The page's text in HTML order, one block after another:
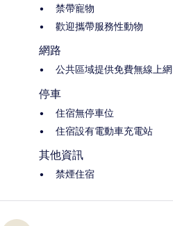
禁帶寵物
歡迎攜帶服務性動物
網路
公共區域提供免費無線上網
停車
住宿無停車位
住宿設有電動車充電站
其他資訊
禁煙住宿